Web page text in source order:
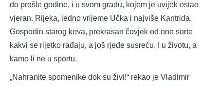
do prošle godine, i u svom gradu, kojem je uvijek ostao
vjeran. Rijeka, jedno vrijeme Učka i najviše Kantrida.
Gospodin starog kova, prekrasan čovjek od one sorte
kakvi se rijetko rađaju, a još rjeđe susreću. I u životu, a
kamo li ne u sportu.
„Nahranite spomenike dok su živi!“ rekao je Vladimir